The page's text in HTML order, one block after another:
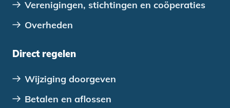
Verenigingen, stichtingen en coöperaties
Overheden
Direct regelen
Wijziging doorgeven
Betalen en aflossen